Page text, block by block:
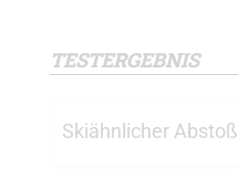
TESTERGEBNIS
Skiähnlicher Abstoß